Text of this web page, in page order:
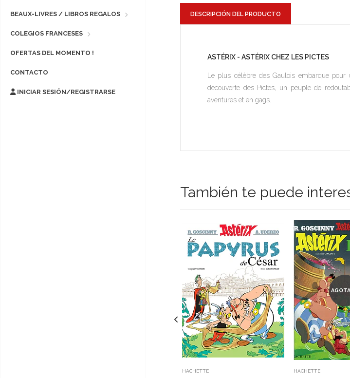
BEAUX-LIVRES / LIBROS REGALOS
COLEGIOS FRANCESES
OFERTAS DEL MOMENTO !
CONTACTO
INICIAR SESIÓN/REGISTRARSE
DESCRIPCIÓN DEL PRODUCTO
ASTÉRIX - ASTÉRIX CHEZ LES PICTES
Le plus célèbre des Gaulois embarque
découverte des Pictes, un peuple de
aventures et en gags.
También te puede
HACHETTE HACHETTE